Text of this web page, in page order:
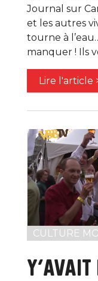
Journal sur
et les autres
tourne à
manquer ! Ils
Lire l'article
CULTURE
Y’AVAIT